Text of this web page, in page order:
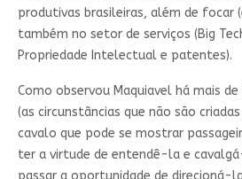
produtivas brasileiras, além de focar
também no setor de serviços (Big
Propriedade Intelectual e patentes).
Como observou Maquiavel há mais
(as circunstâncias que não são
cavalo que pode se mostrar
ter a virtude de entendê-la e
passar a oportunidade de direcioná-